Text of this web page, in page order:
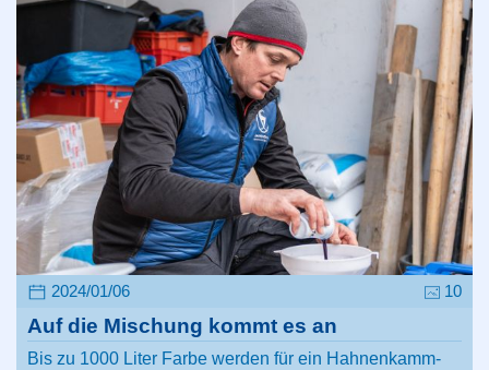
2024/01/06 10
Auf die Mischung kommt es an
Bis zu 1000 Liter Farbe werden für ein Hahnenkamm-